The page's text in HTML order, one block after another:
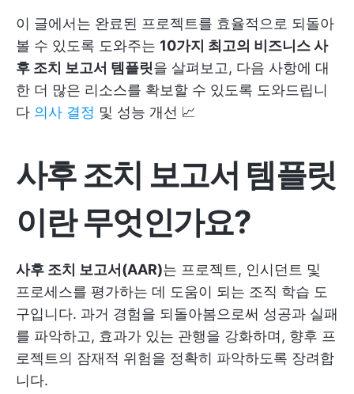
이 글에서는 완료된 프로젝트를 효율적으로 되돌아
볼 수 있도록 도와주는 10가지 최고의 비즈니스 사
후 조치 보고서 템플릿을 살펴보고, 다음 사항에 대
한 더 많은 리소스를 확보할 수 있도록 도와드립니
다 의사 결정 및 성능 개선 📈
사후 조치 보고서 템플릿
이란 무엇인가요?
사후 조치 보고서(AAR)는 프로젝트, 인시던트 및
프로세스를 평가하는 데 도움이 되는 조직 학습 도
구입니다. 과거 경험을 되돌아봄으로써 성공과 실패
를 파악하고, 효과가 있는 관행을 강화하며, 향후 프
로젝트의 잠재적 위험을 정확히 파악하도록 장려합
니다.